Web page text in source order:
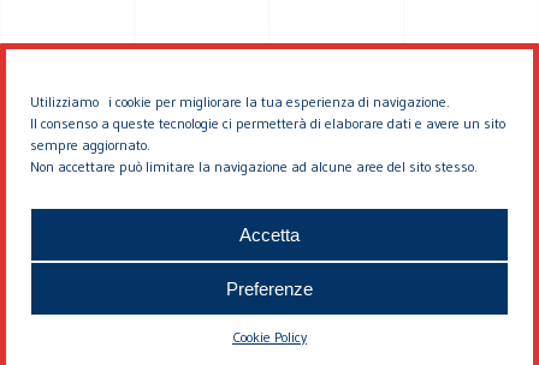
Utilizziamo i cookie per migliorare la tua esperienza di navigazione.
Il consenso a queste tecnologie ci permetterà di elaborare dati e avere un sito
sempre aggiornato.
Non accettare può limitare la navigazione ad alcune aree del sito stesso.
Accetta
Preferenze
Cookie Policy
© 2026 EDDYBURG